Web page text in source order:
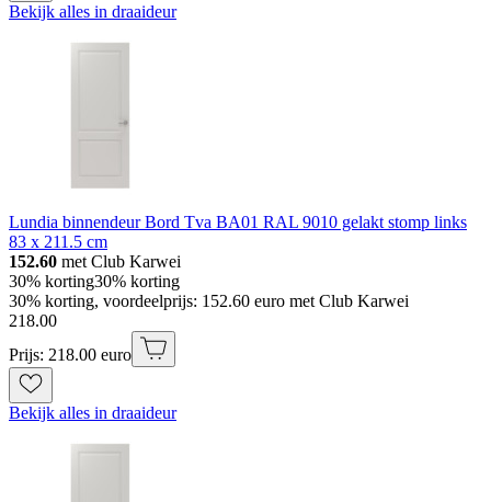
Bekijk alles in draaideur
Lundia binnendeur Bord Tva BA01 RAL 9010 gelakt stomp links
83 x 211.5 cm
152.60 met Club Karwei
30% korting30% korting
30% korting, voordeelprijs: 152.60 euro met Club Karwei
218.00
Prijs: 218.00 euro
Bekijk alles in draaideur